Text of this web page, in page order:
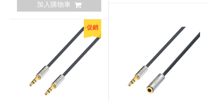
加入購物車
促銷